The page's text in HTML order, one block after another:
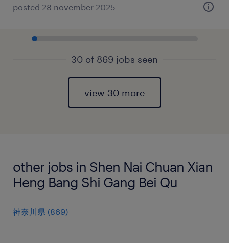
posted 28 november 2025
30 of 869 jobs seen
view 30 more
other jobs in Shen Nai Chuan Xian
Heng Bang Shi Gang Bei Qu
神奈川県 (869)